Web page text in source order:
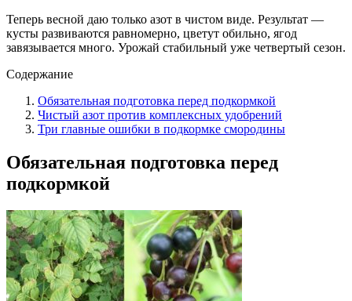
Теперь весной даю только азот в чистом виде. Результат —
кусты развиваются равномерно, цветут обильно, ягод
завязывается много. Урожай стабильный уже четвертый сезон.
Содержание
Обязательная подготовка перед подкормкой
Чистый азот против комплексных удобрений
Три главные ошибки в подкормке смородины
Обязательная подготовка перед
подкормкой